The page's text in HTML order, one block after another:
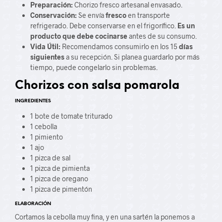
Preparación:Chorizo fresco artesanal envasado.
Conservación:Se envíafrescoen transporte
refrigerado. Debe conservarse en el frigorífico. Es un
producto que debe cocinarseantes de su consumo.
Vida Útil:Recomendamos consumirlo en los 15días
siguientesa su recepción. Si planea guardarlo por más
tiempo, puede congelarlo sin problemas.
Chorizos con salsa pomarola
INGREDIENTES
1 bote de tomate triturado
1 cebolla
1 pimiento
1 ajo
1 pizca de sal
1 pizca de pimienta
1 pizca de oregano
1 pizca de pimentón
ELABORACIÓN
Cortamos la cebolla muy fina, y en una sartén la ponemos a